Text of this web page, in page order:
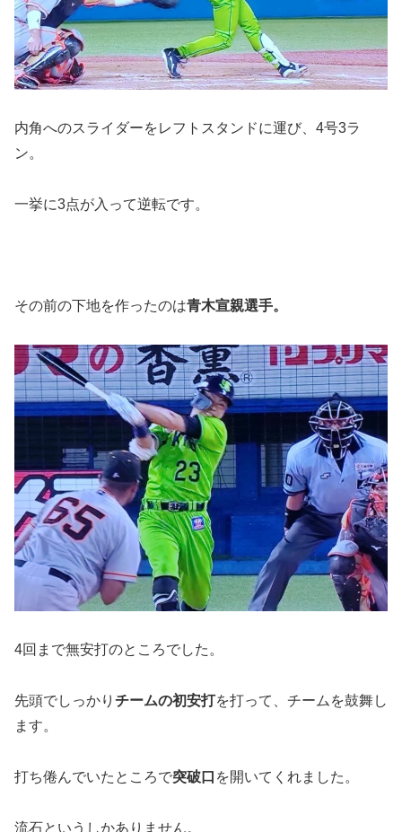
内角へのスライダーをレフトスタンドに運び、4号3ラ
ン。
一挙に3点が入って逆転です。
その前の下地を作ったのは青木宣親選手。
4回まで無安打のところでした。
先頭でしっかり チームの初安打を打って、チームを鼓舞し
ます。
打ち倦んでいたところで突破口 を開いてくれました。
流石というしかありません。